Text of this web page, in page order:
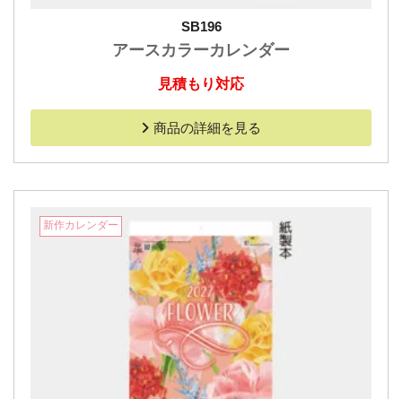
SB196
アースカラーカレンダー
見積もり対応
商品の詳細を見る
新作カレンダー